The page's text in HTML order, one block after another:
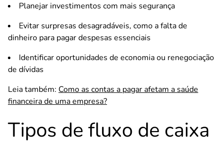
Planejar investimentos com mais segurança
Evitar surpresas desagradáveis, como a falta de
dinheiro para pagar despesas essenciais
Identificar oportunidades de economia ou renegociação
de dívidas
Leia também: Como as contas a pagar afetam a saúde
financeira de uma empresa?
Tipos de fluxo de caixa